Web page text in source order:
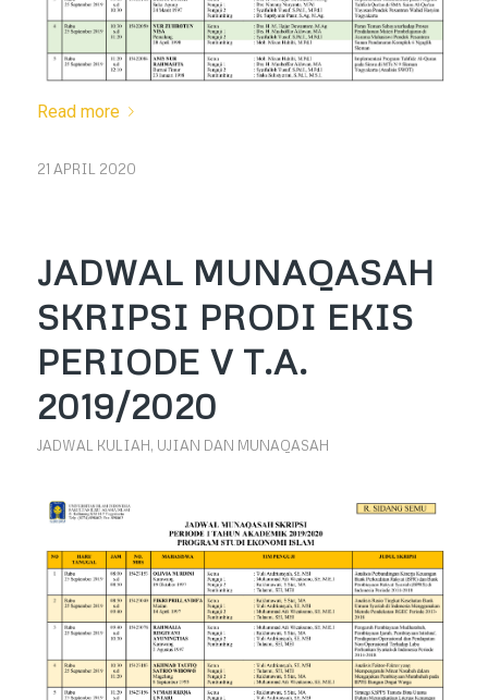
Read more
21 APRIL 2020
JADWAL MUNAQASAH
SKRIPSI PRODI EKIS
PERIODE V T.A.
2019/2020
JADWAL KULIAH, UJIAN DAN MUNAQASAH